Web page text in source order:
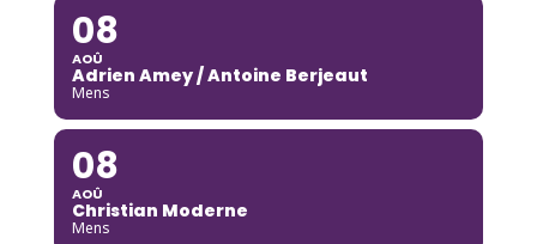
08
AOÛ
Adrien Amey / Antoine Berjeaut
Mens
08
AOÛ
Christian Moderne
Mens